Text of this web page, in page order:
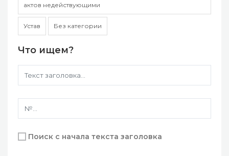
актов недействующими
Устав Без категории
Что ищем?
Поиск с начала текста заголовка